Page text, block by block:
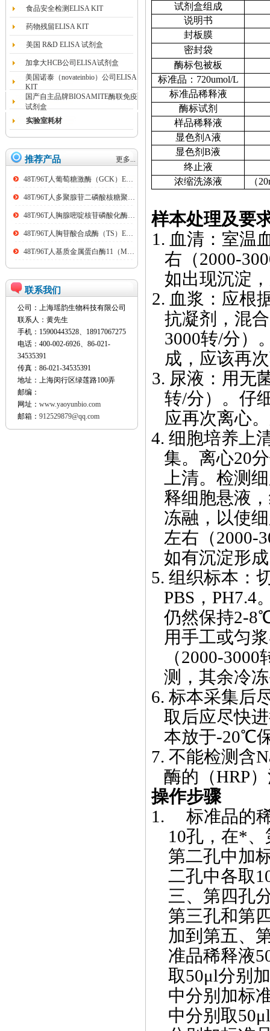
食品安全检测ELISA KIT
药物残留ELISA KIT
美国 R&D ELISA 试剂盒
加拿大HCB公司ELISA试剂盒
美国诺泰（novateinbio）公司ELISA
KIT
国产自主品牌BIOSAMITE酶联免疫
试剂盒
实验室耗材
推荐产品 更多...
48T/96T人葡萄糖激酶（GCK）ELISA kit
48T/96T人多聚腺苷二磷酸核糖聚合酶（PARP）ELISA kit
48T/96T人胸腺嘧啶核苷磷酸化酶（TP）ELISA kit
48T/96T人胸苷酸合成酶（TS）ELISA kit
48T/96T人基质金属蛋白酶11（MMP11）ELISA kit
联系我们
公司：上海瑶韵生物科技有限公司
联系人：黄先生
手机：15900443528、18917067275
电话：400-002-6926、86-021-
34535391
传真：86-021-34535391
地址：上海闵行区绿莲路100弄
邮编：
网址： www.yaoyunbio.com
邮箱： 912529879@qq.com
试剂盒组成
说明书
封板膜
密封袋
酶标包被板
标准品： 720umol/L
标准品稀释液
酶标试剂
样品稀释液
显色剂 A液
显色剂 B液
终止液
浓缩洗涤液
（
样本处理及要
1. 血清：室温
右（2000-
如出现沉淀
2. 血浆：应根
抗凝剂，混合
3000转/分）
成，应该再
3. 尿液：用无
转/分）。仔
应再次离心
4. 细胞培养上
集。离心20
上清。检测
释细胞悬液
冻融，以使
左右（2000-
如有沉淀形
5. 组织标本：
PBS ， PH7.4
仍然保持2-8
用手工或匀
（2000-3000
测，其余冷
6. 标本采集后
取后应尽快
本放于-20℃
7. 不能检测含
酶的（HRP
操作步骤
1.
标准品的
10孔，在*、
第二孔中加
二孔中各取
三、第四孔
第三孔和第
加到第五、
准品稀释液
取50μl分别
中分别加标
中分别取50μl